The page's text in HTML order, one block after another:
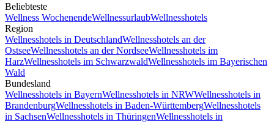
Beliebteste
Wellness WochenendeWellnessurlaubWellnesshotels
Region
Wellnesshotels in DeutschlandWellnesshotels an der
OstseeWellnesshotels an der NordseeWellnesshotels im
HarzWellnesshotels im SchwarzwaldWellnesshotels im Bayerischen
Wald
Bundesland
Wellnesshotels in BayernWellnesshotels in NRWWellnesshotels in
BrandenburgWellnesshotels in Baden-WürttembergWellnesshotels
in SachsenWellnesshotels in ThüringenWellnesshotels in